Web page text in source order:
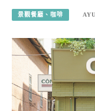
景觀餐廳、咖啡